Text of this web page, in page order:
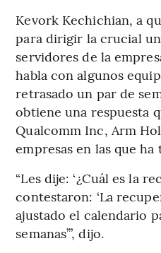
Kevork Kechichian, a
para dirigir la crucial
servidores de la
habla con algunos
retrasado un par de
obtiene una respuesta
Qualcomm Inc, Arm
empresas en las que ha
“Les dije: ‘¿Cuál es la
contestaron: ‘La
ajustado el calendario
semanas’”, dijo.